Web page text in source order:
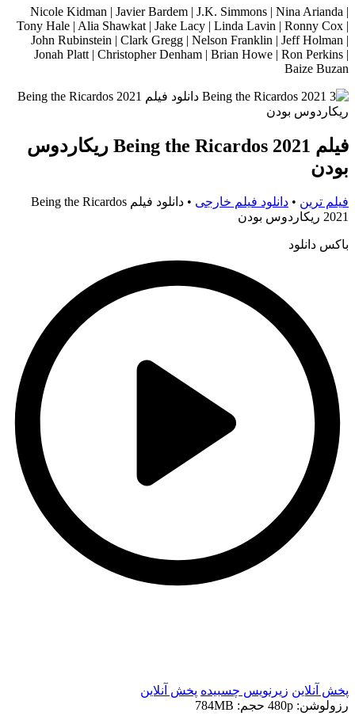
Nicole Kidman | Javier Bardem | J.K. Simmons | Nina Arianda |
Tony Hale | Alia Shawkat | Jake Lacy | Linda Lavin | Ronny Cox |
John Rubinstein | Clark Gregg | Nelson Franklin | Jeff Holman |
Jonah Platt | Christopher Denham | Brian Howe | Ron Perkins |
Baize Buzan
فیلم Being the Ricardos 2021 ریکاردوس
بودن
فیلم ترین • دانلود فیلم خارجی •
دانلود فیلم Being the Ricardos
2021 ریکاردوس بودن
باکس دانلود
پخش آنلاین زیرنویس چسبیده پخش آنلاین
رزولوشن: 480p
حجم: 784MB